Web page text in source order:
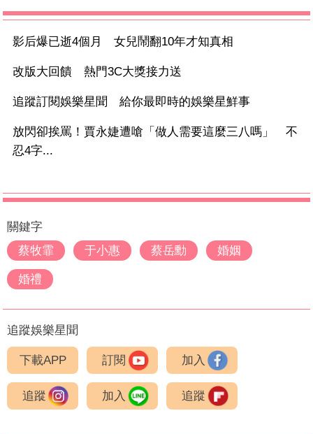
影后爆已逝4個月 女兒鬧翻10年才知真相
改版大回饋 熱門3C大獎接力送
追蹤訂閱娛樂星聞 給你最即時的娛樂星鮮事
放閃卻挨罵！賈永婕遭嗆「做人需要這麼三八嗎」 不
忍4字...
關鍵字
蔡牧霏
于小惠 蔡岳勳 婚姻
婚禮
追蹤娛樂星聞
下載APP 訂閱 加入
追蹤 加入 追蹤